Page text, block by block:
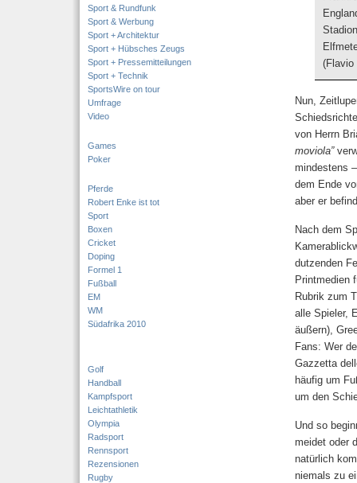
Sport & Rundfunk
Sport & Werbung
Sport + Architektur
Sport + Hübsches Zeugs
Sport + Pressemitteilungen
Sport + Technik
SportsWire on tour
Umfrage
Video
Games
Poker
Pferde
Robert Enke ist tot
Sport
Boxen
Cricket
Doping
Formel 1
Fußball
EM
WM
Südafrika 2010
Golf
Handball
Kampfsport
Leichtathletik
Olympia
Radsport
Rennsport
Rezensionen
Rugby
(Flavio
Nun,
von Herrn
moviola”
mindestens
dem Ende
aber er
Nach dem
dutzenden
Printmedien
Rubrik zum
alle Spieler,
äußern),
Fans: Wer
Gazzetta
häufig um
um den
Und so
meidet oder
natürlich
niemals zu